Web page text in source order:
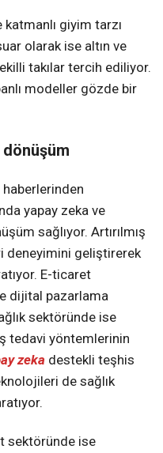
giyim tarzı
olarak ise altın ve
takılar tercih ediliyor.
modeller gözde bir
dönüşüm
yapay zeka ve
sağlıyor. Artırılmış
deneyimini geliştirerek
E-ticaret
dijital pazarlama
sektöründe ise
tedavi yöntemlerinin
zeka destekli teşhis
de sağlık
sektöründe ise